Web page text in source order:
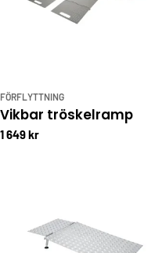
FÖRFLYTTNING
Vikbar tröskelramp
1 649 kr